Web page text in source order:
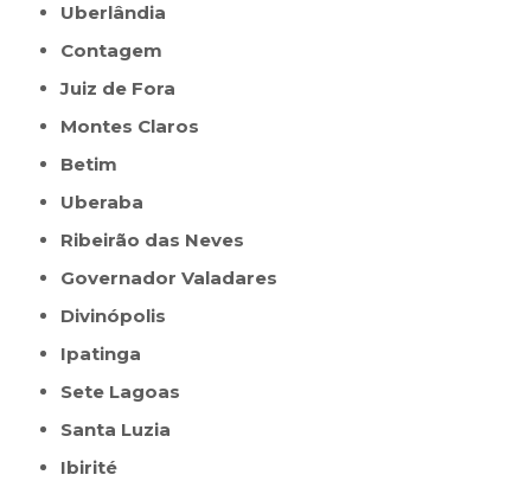
Uberlândia
Contagem
Juiz de Fora
Montes Claros
Betim
Uberaba
Ribeirão das Neves
Governador Valadares
Divinópolis
Ipatinga
Sete Lagoas
Santa Luzia
Ibirité